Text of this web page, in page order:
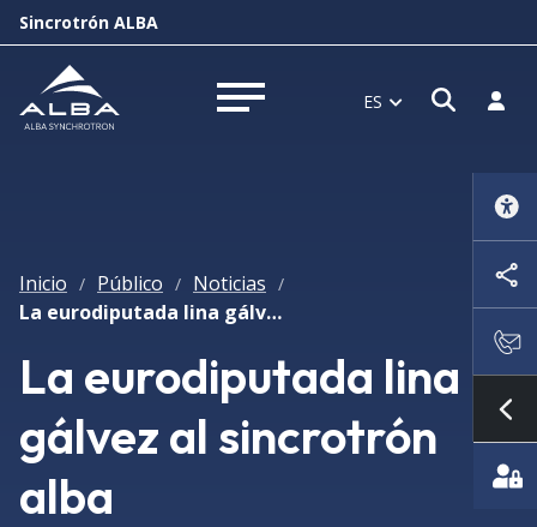
Sincrotrón ALBA
Abrir menú ES Abrir
Inicio / Público / Noticias /
La eurodiputada lina gálvez al sincrotrón alba
La eurodiputada lina
gálvez al sincrotrón
alba